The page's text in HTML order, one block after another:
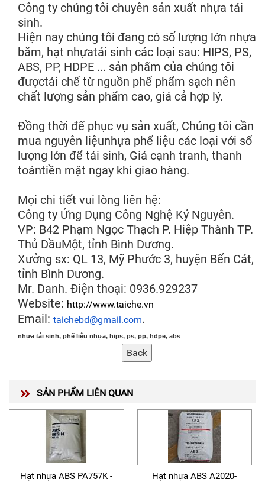
Công ty chúng tôi chuyên sản xuất nhựa tái
sinh.
Hiện nay chúng tôi đang có số lượng lớn nhựa
băm, hạt nhựatái sinh các loại sau: HIPS, PS,
ABS, PP, HDPE ... sản phẩm của chúng tôi
đượctái chế từ nguồn phế phẩm sạch nên
chất lượng sản phẩm cao, giá cả hợp lý.
Đồng thời để phục vụ sản xuất, Chúng tôi cần
mua nguyên liệunhựa phế liệu các loại với số
lượng lớn để tái sinh, Giá cạnh tranh, thanh
toántiền mặt ngay khi giao hàng.
Mọi chi tiết vui lòng liên hệ:
Công ty Ứng Dụng Công Nghệ Kỷ Nguyên.
VP: B42 Phạm Ngọc Thạch P. Hiệp Thành TP.
Thủ DầuMột, tỉnh Bình Dương.
Xưởng sx: QL 13, Mỹ Phước 3, huyện Bến Cát,
tỉnh Bình Dương.
Mr. Danh. Điện thoại: 0936.929237
Website: http://www.taiche.vn
Email: taichebd@gmail.com.
nhựa tái sinh, phế liệu nhựa, hips, ps, pp, hdpe, abs
SẢN PHẨM LIÊN QUAN
Hạt nhựa ABS PA757K -
Hạt nhựa ABS A2020-